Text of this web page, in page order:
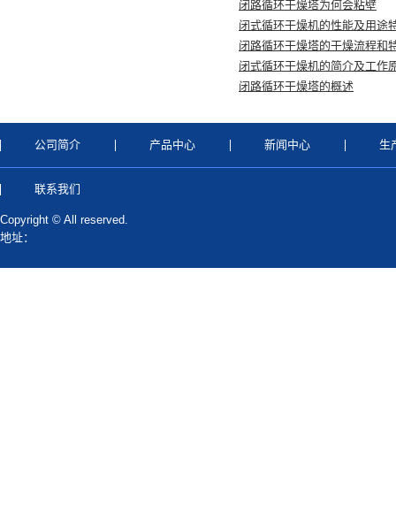
闭路循环干燥塔为何会粘壁
闭式循环干燥机的性能及用途
闭路循环干燥塔的干燥流程和
闭式循环干燥机的简介及工作
闭路循环干燥塔的概述
公司简介 产品中心 新闻中心 生
联系我们
Copyright © All reserved.
地址：